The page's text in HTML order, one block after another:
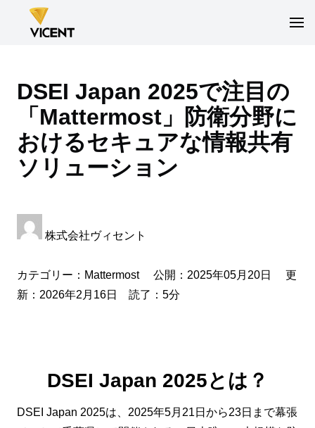
DSEI Japan 2025で注目の
「Mattermost」防衛分野に
おけるセキュアな情報共有
ソリューション
株式会社ヴィセント
カテゴリー： Mattermost公開：2025年05月20日 更
新：2026年2月16日 読了：5分
DSEI Japan 2025とは？
DSEI Japan 2025は、2025年5月21日から23日まで幕張